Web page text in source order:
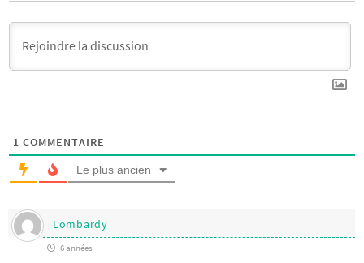
1 COMMENTAIRE
Le plus ancien
Lombardy
6 années